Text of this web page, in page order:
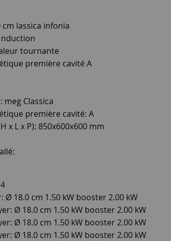
lassica infonia
nduction
tournante
première cavité A
Classica
première cavité: A
x L x P): 850x600x600 mm
18.0 cm 1.50 kW booster 2.00 kW
Ø 18.0 cm 1.50 kW booster 2.00 kW
Ø 18.0 cm 1.50 kW booster 2.00 kW
Ø 18.0 cm 1.50 kW booster 2.00 kW